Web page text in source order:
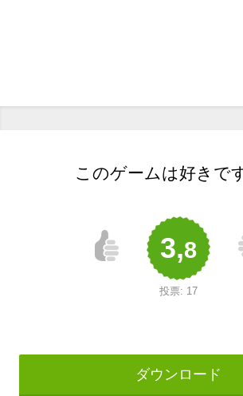
このゲームは好きで
3,8
投票: 17
ダウンロード